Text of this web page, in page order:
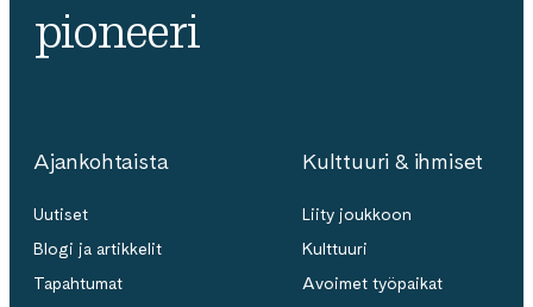
pioneeri
Ajankohtaista
Uutiset
Blogi ja artikkelit
Tapahtumat
Kulttuuri & ihmiset
Liity joukkoon
Kulttuuri
Avoimet työpaikat